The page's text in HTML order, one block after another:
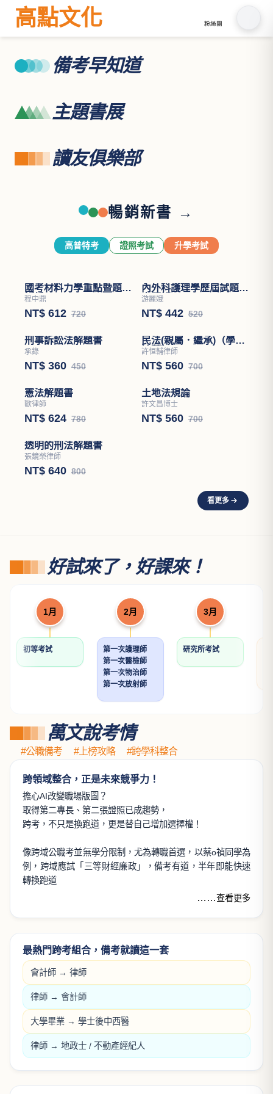
高點文化 粉絲團
備考早知道
主題書展
讀友俱樂部
暢銷新書 →
高普特考 證照考試 升學考試
國考材料力學重點暨題型
解析
程中鼎
NT$ 612 720
內外科護理學歷屆試題分
章題解
游麗娥
NT$ 442 520
刑事訴訟法解題書
承錄
NT$ 360 450
民法(親屬．繼承)（學說
論著）
許恒輔律師
NT$ 560 700
憲法解題書
歐律師
NT$ 624 780
土地法規論
許文昌博士
NT$ 560 700
透明的刑法解題書
張鏡榮律師
NT$ 640 800
看更多
好試來了，好課來！
1月 2月 3月
初等考試
第一次護理師
第一次醫檢師
第一次物治師
第一次放射師
研究所考試
萬文說考情
#公職備考 #上榜攻略 #跨學科整合
跨領域整合，正是未來競爭力！
擔心AI改變職場版圖？
取得第二專長、第二張證照已成趨勢，
跨考，不只是換跑道，更是替自己增加選擇權！
像跨域公職考並無學分限制，尤為轉職首選，以蔡o禎同學為
例，跨域應試「三等財經廉政」，備考有道，半年即能快速
轉換跑道
……查看更多
最熱門跨考組合，備考就讀這一套
會計師 → 律師
律師 → 會計師
大學畢業 → 學士後中西醫
律師 → 地政士 / 不動產經紀人